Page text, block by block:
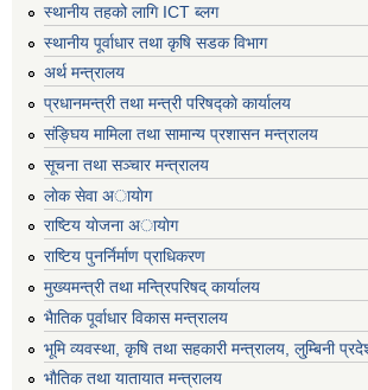
स्थानीय तहको लागि ICT ब्लग
स्थानीय पूर्वाधार तथा कृषि सडक विभाग
अर्थ मन्त्रालय
प्रधानमन्त्री तथा मन्त्री परिषद्काे कार्यालय
संङ्घिय मामिला तथा सामान्य प्रशासन मन्त्रालय
सूचना तथा सञ्चार मन्त्रालय
लाेक सेवा अायाेग
राष्टिय याेजना अायाेग
राष्टिय पुनर्निर्माण प्राधिकरण
मुख्यमन्त्री तथा मन्त्रिपरिषद् कार्यालय
भैातिक पूर्वाधार विकास मन्त्रालय
भूमि व्यवस्था, कृषि तथा सहकारी मन्त्रालय, लु्म्बिनी
भाैतिक तथा यातायात मन्त्रालय